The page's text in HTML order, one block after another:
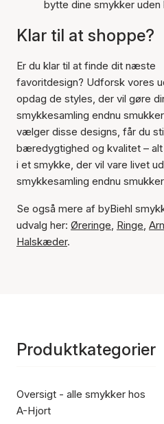
bytte dine smykker
Klar til at shoppe?
Er du klar til at finde dit næste
favoritdesign? Udforsk vores
opdag de styles, der vil gøre
smykkesamling endnu
vælger disse designs, får du
bæredygtighed og kvalitet – alt
i et smykke, der vil vare livet
smykkesamling endnu
Se også mere af byBiehl
udvalg her: Øreringe, Ringe,
Halskæder.
Produktkategorier
Oversigt - alle smykker hos
A-Hjort